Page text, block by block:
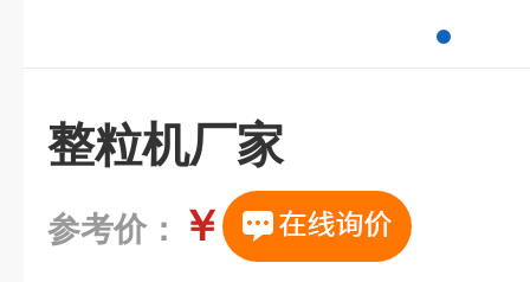
整粒机厂家
参考价： ￥